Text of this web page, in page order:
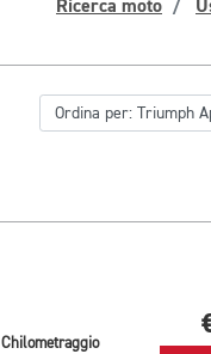
Ricerca moto
Chilometraggio